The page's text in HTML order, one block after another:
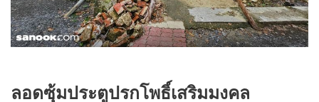
ลอดซุ้มประตูปรกโพธิ์เสริมมงคล